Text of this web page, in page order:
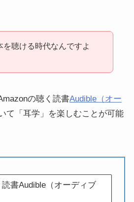
を聴ける時代なんですよ
の聴く読書Audible（オー
て「耳学」を楽しむことが可能
書Audible（オーディブ